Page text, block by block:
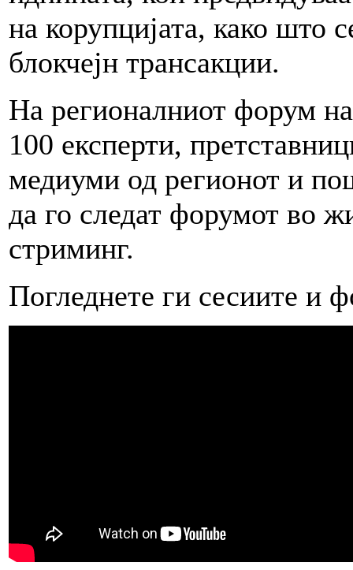
на корупцијата, како што
блокчејн трансакции.
На регионалниот форум
100 експерти,
медиуми од регионот и
да го следат форумот во
стриминг.
Погледнете ги сесиите и